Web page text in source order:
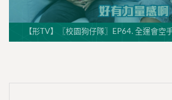
【形TV】〖校園狗仔隊〗EP64. 全運會空